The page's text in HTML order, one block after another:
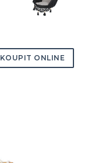
KOUPIT ONLINE